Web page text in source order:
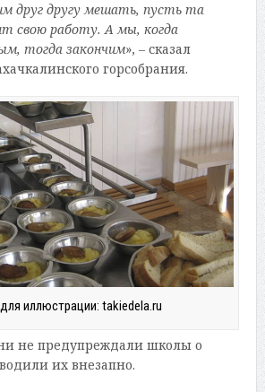
друг другу мешать, пусть та
свою работу. А мы, когда
тогда закончим», – сказал
горсобрания.
иллюстрации: takiedela.ru
не предупреждали школы о
их внезапно.